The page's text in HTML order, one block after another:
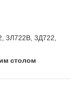
3Л722В, 3Д722,
столом